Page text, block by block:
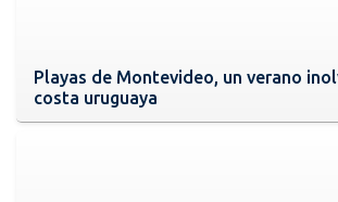
Playas de Montevideo, un verano
costa uruguaya